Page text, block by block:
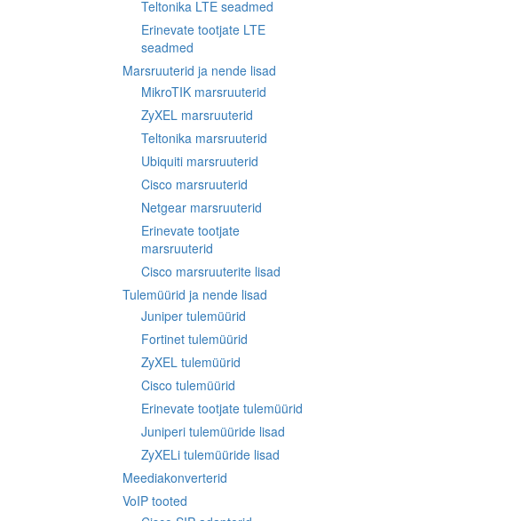
Teltonika LTE seadmed
Erinevate tootjate LTE
seadmed
Marsruuterid ja nende lisad
MikroTIK marsruuterid
ZyXEL marsruuterid
Teltonika marsruuterid
Ubiquiti marsruuterid
Cisco marsruuterid
Netgear marsruuterid
Erinevate tootjate
marsruuterid
Cisco marsruuterite lisad
Tulemüürid ja nende lisad
Juniper tulemüürid
Fortinet tulemüürid
ZyXEL tulemüürid
Cisco tulemüürid
Erinevate tootjate tulemüürid
Juniperi tulemüüride lisad
ZyXELi tulemüüride lisad
Meediakonverterid
VoIP tooted